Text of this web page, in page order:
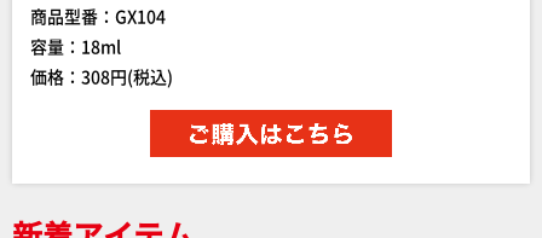
商品型番：GX104
容量：18ml
価格：308円(税込)